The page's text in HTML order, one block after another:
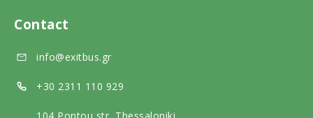
i
d
a
m
d
i
a
Contact
info@exitbus.gr
+30 2311 110 929
104 Pontou str, Thessaloniki,